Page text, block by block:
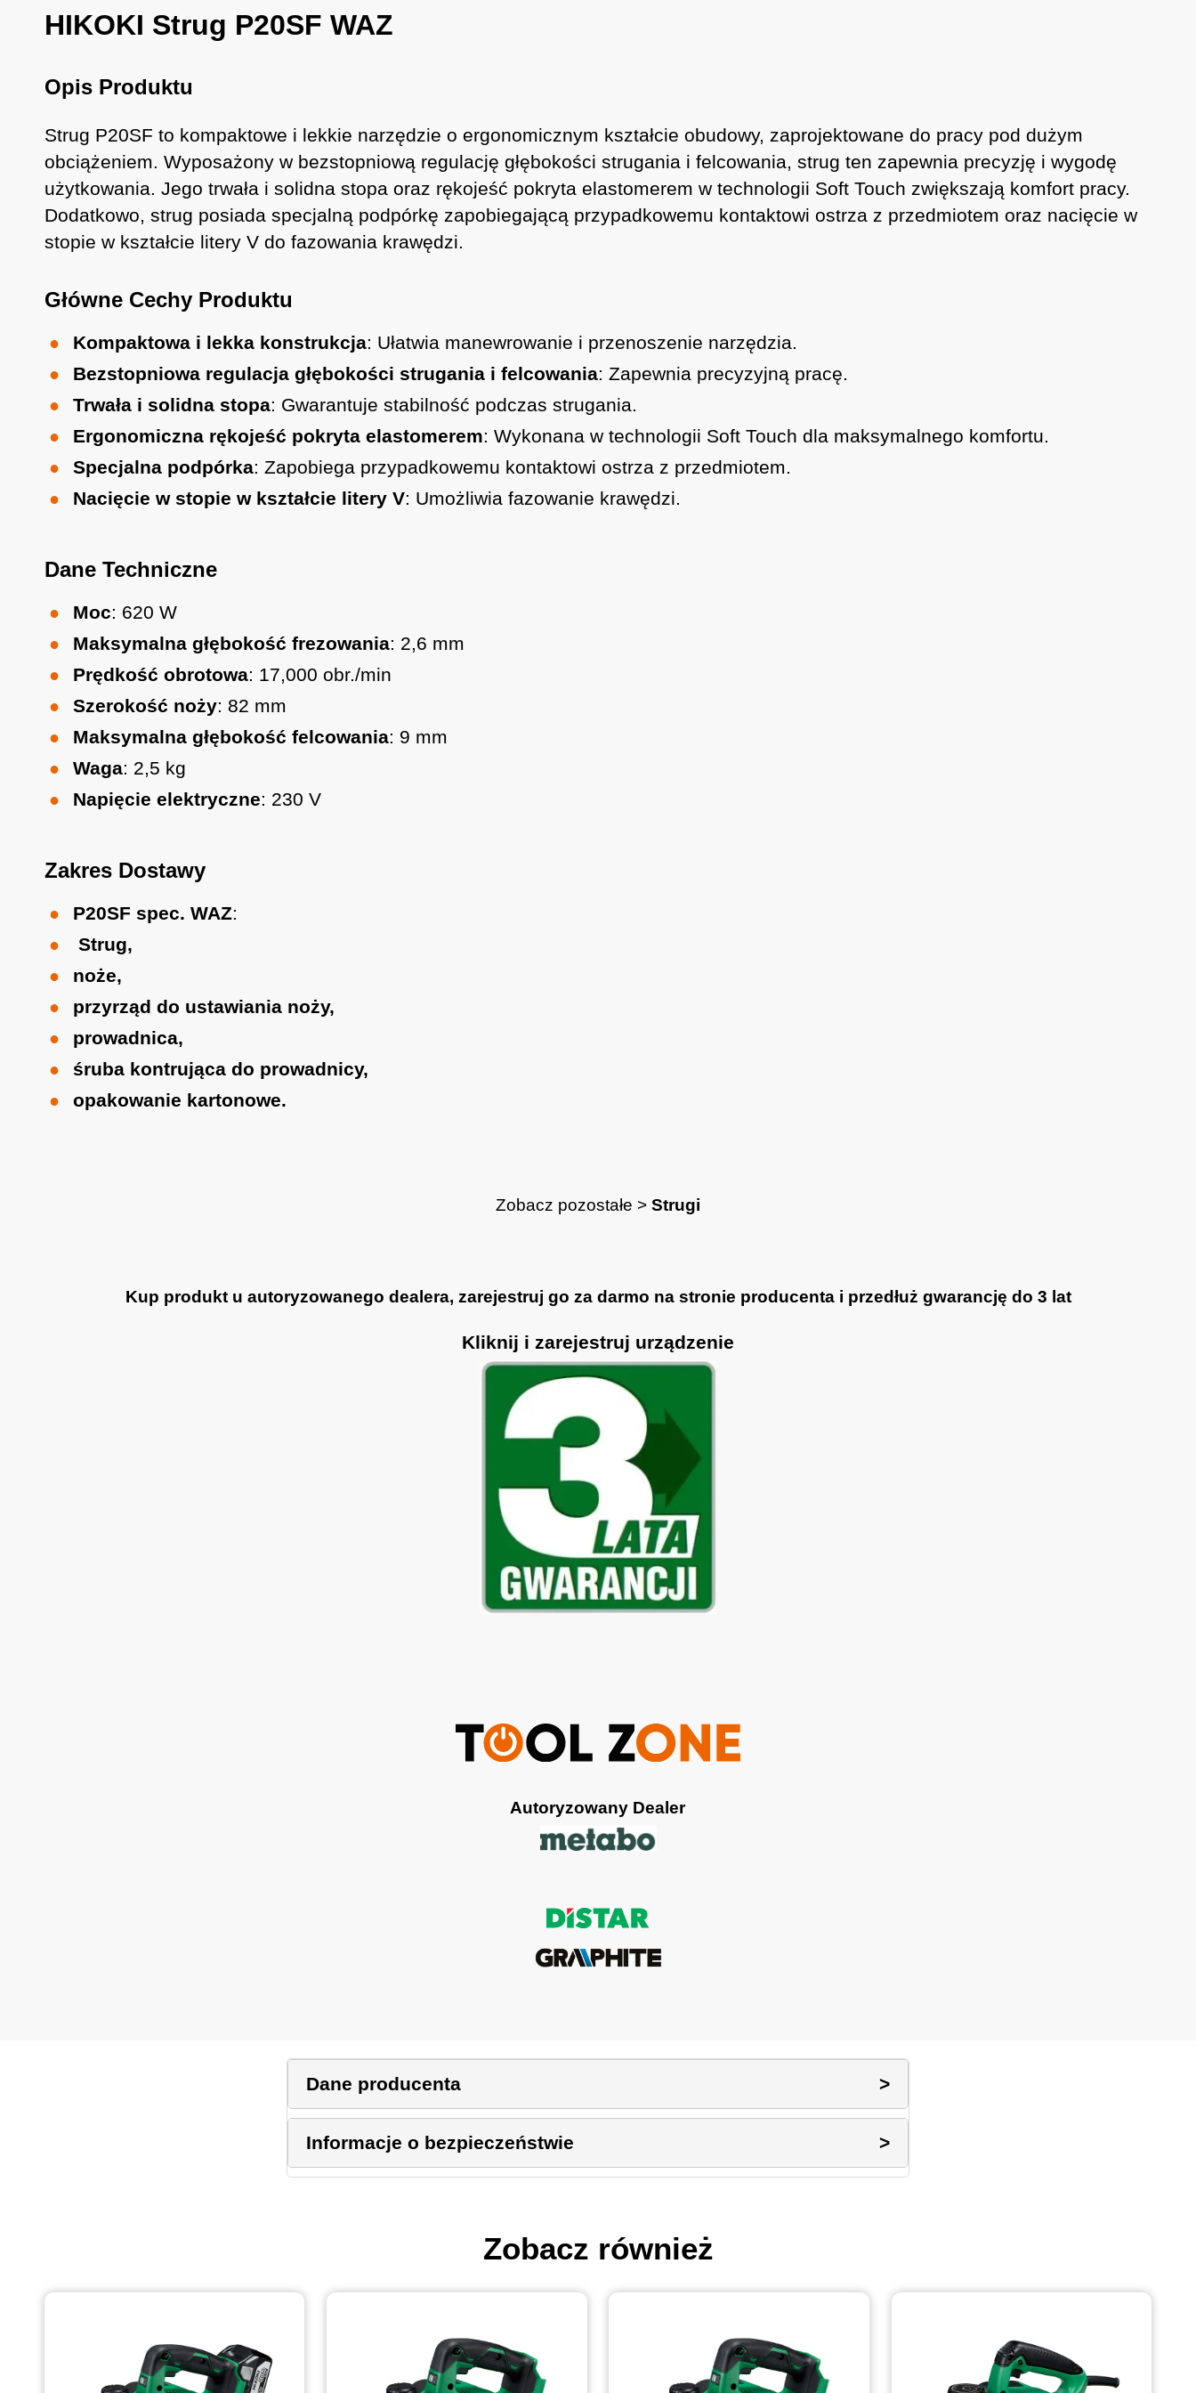
HIKOKI Strug P20SF WAZ
Opis Produktu
Strug P20SF to kompaktowe i lekkie narzędzie o ergonomicznym kształcie obudowy, zaprojektowane do pracy pod dużym
obciążeniem. Wyposażony w bezstopniową regulację głębokości strugania i felcowania, strug ten zapewnia precyzję i wygodę
użytkowania. Jego trwała i solidna stopa oraz rękojeść pokryta elastomerem w technologii Soft Touch zwiększają komfort pracy.
Dodatkowo, strug posiada specjalną podpórkę zapobiegającą przypadkowemu kontaktowi ostrza z przedmiotem oraz nacięcie w
stopie w kształcie litery V do fazowania krawędzi.
Główne Cechy Produktu
Kompaktowa i lekka konstrukcja: Ułatwia manewrowanie i przenoszenie narzędzia.
Bezstopniowa regulacja głębokości strugania i felcowania: Zapewnia precyzyjną pracę.
Trwała i solidna stopa: Gwarantuje stabilność podczas strugania.
Ergonomiczna rękojeść pokryta elastomerem: Wykonana w technologii Soft Touch dla maksymalnego komfortu.
Specjalna podpórka: Zapobiega przypadkowemu kontaktowi ostrza z przedmiotem.
Nacięcie w stopie w kształcie litery V: Umożliwia fazowanie krawędzi.
Dane Techniczne
Moc: 620 W
Maksymalna głębokość frezowania: 2,6 mm
Prędkość obrotowa: 17,000 obr./min
Szerokość noży: 82 mm
Maksymalna głębokość felcowania: 9 mm
Waga: 2,5 kg
Napięcie elektryczne: 230 V
Zakres Dostawy
P20SF spec. WAZ:
Strug,
noże,
przyrząd do ustawiania noży,
prowadnica,
śruba kontrująca do prowadnicy,
opakowanie kartonowe.
Zobacz pozostałe > Strugi
Kup produkt u autoryzowanego dealera, zarejestruj go za darmo na stronie producenta i przedłuż gwarancję do 3 lat
Kliknij i zarejestruj urządzenie
Autoryzowany Dealer
Dane producenta
Informacje o bezpieczeństwie
Zobacz również